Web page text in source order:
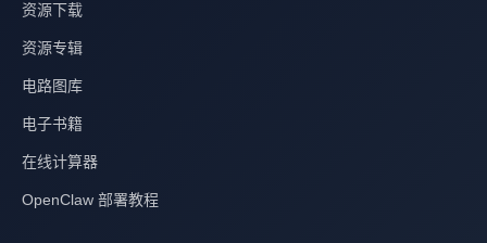
资源下载
资源专辑
电路图库
电子书籍
在线计算器
OpenClaw 部署教程